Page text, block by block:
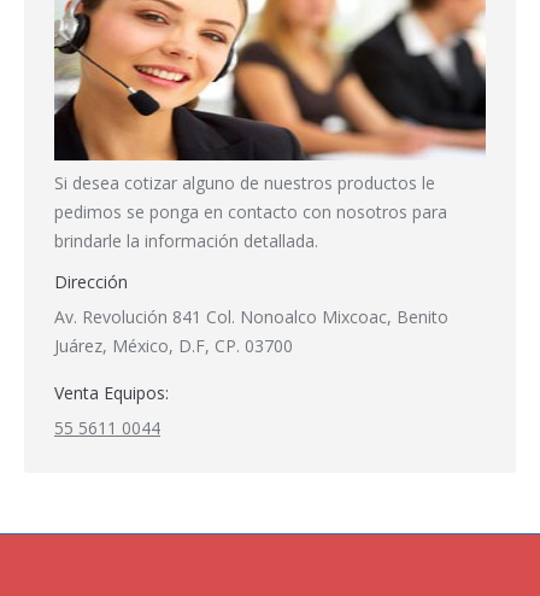
Si desea cotizar alguno de nuestros productos le
pedimos se ponga en contacto con nosotros para
brindarle la información detallada.
Dirección
Av. Revolución 841 Col. Nonoalco Mixcoac, Benito
Juárez, México, D.F, CP. 03700
Venta Equipos:
55 5611 0044